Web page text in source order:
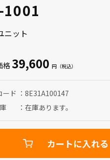
1001
ニット
格39,600
ード
8E31A100147
在庫あります。
カートに入れる